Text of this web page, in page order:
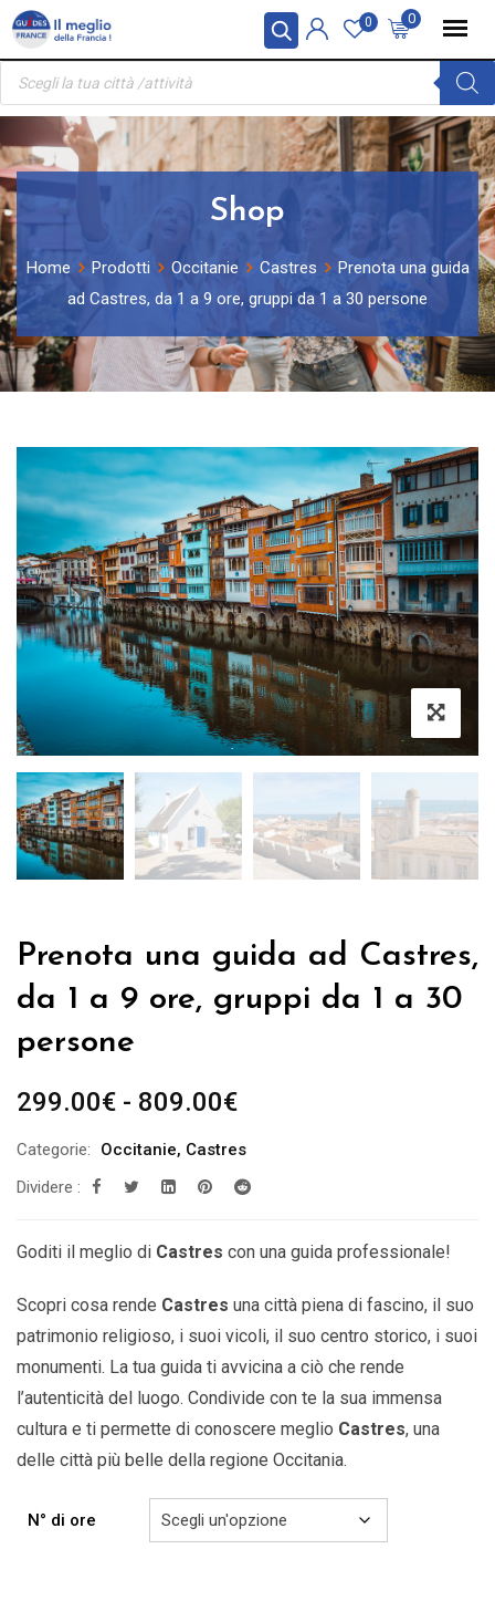
Pannello di gestione dei cookies
Skip
content
0
0
Ricerca
prodotti
Shop
Home Prodotti Occitanie Castres
Prenota una guida
ad Castres, da 1 a 9 ore, gruppi da 1 a 30 persone
Prenota una guida ad Castres,
da 1 a 9 ore, gruppi da 1 a 30
persone
299.00€ - 809.00€Fascia
prezzo:
da
a
Categorie: Occitanie, Castres
Dividere :
Goditi il ​​meglio di Castres con una guida professionale!
Scopri cosa rende Castres una città piena di fascino, il suo
patrimonio religioso, i suoi vicoli, il suo centro storico, i suoi
monumenti. La tua guida ti avvicina a ciò che rende
l’autenticità del luogo. Condivide con te la sua immensa
cultura e ti permette di conoscere meglio Castres, una
delle città più belle della regione Occitania.
N° di ore